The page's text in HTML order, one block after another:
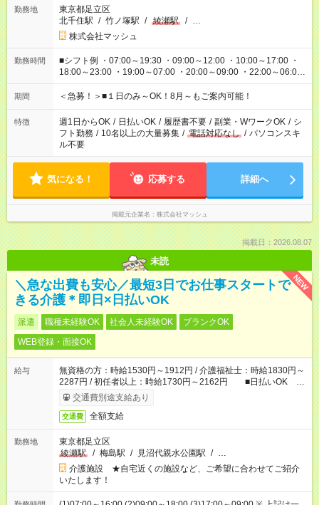
勤務地
東京都足立区
北千住駅 / 竹ノ塚駅 / 綾瀬駅 / …
株式会社マッシュ
勤務時間
■シフト例 ・07:00～19:30 ・09:00～12:00 ・10:00～17:00 ・
18:00～23:00 ・19:00～07:00 ・20:00～09:00 ・22:00～06:00
etc ★最短で3時間で5,120円のお仕事から 15時間で2万円近く稼
げるお仕事も！ ご希望のお時間に合わせてご紹介！ ※シフトは
ください！
期間 ＜急募！＞■１日のみ～OK！8月～もご案内可能！
特徴 週1日からOK / 日払いOK / 履歴書不要 / 副業・WワークOK / シ
フト勤務 / 10名以上の大量募集 / 電話対応なし / パソコンスキ
ル不要
気になる！ 応募する 詳細へ
掲載元企業名 株式会社マッシュ
掲載日：2026.08.07
未読
NEW
＼急な出費も安心／最短3日でお仕事スタートで
きる介護＊即日×日払いOK
派遣 職種未経験OK 社会人未経験OK
ブランクOK
WEB登録・面接OK
給与
無資格の方：時給1530円～1912円 / 介護福祉士：時給1830円～
2287円 / 初任者以上：時給1730円～2162円 ■日払いOK ■
日収例：1万2240円（時給1530円×8h）
交通費別途支給あり
交通費 全額支給
勤務地
東京都足立区
綾瀬駅
/ 梅島駅 / 見沼代親水公園駅 / …
介護施設 ★自宅近くの施設など、ご希望に合わせてご紹介
いたします！